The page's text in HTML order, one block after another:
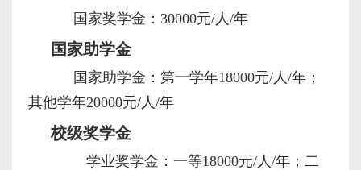
国家奖学金： 30000元/人 /年
国家助学金
国家助学金：第一学年18000元/人 /年；
其他学年20000元/ 人 /年
校级奖学金
学业奖学金：一等18000元/ 人 /年；二